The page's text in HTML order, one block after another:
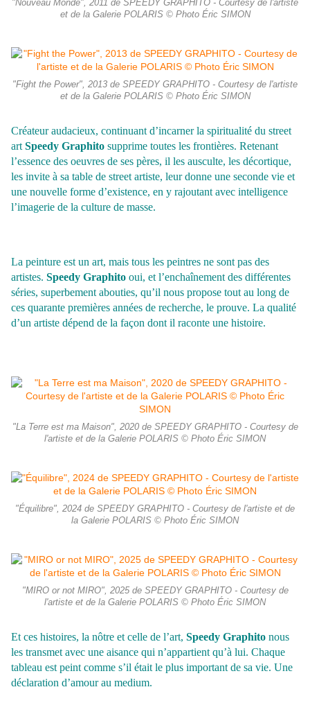
"Nouveau Monde", 2011 de SPEEDY GRAPHITO - Courtesy de l'artiste
et de la Galerie POLARIS © Photo Éric SIMON
"Fight the Power", 2013 de SPEEDY GRAPHITO - Courtesy de l'artiste
et de la Galerie POLARIS © Photo Éric SIMON
Créateur audacieux, continuant d’incarner la spiritualité du street
art Speedy Graphito supprime toutes les frontières. Retenant
l’essence des oeuvres de ses pères, il les ausculte, les décortique,
les invite à sa table de street artiste, leur donne une seconde vie et
une nouvelle forme d’existence, en y rajoutant avec intelligence
l’imagerie de la culture de masse.
La peinture est un art, mais tous les peintres ne sont pas des
artistes. Speedy Graphito oui, et l’enchaînement des différentes
séries, superbement abouties, qu’il nous propose tout au long de
ces quarante premières années de recherche, le prouve. La qualité
d’un artiste dépend de la façon dont il raconte une histoire.
"La Terre est ma Maison", 2020 de SPEEDY GRAPHITO - Courtesy de
l'artiste et de la Galerie POLARIS © Photo Éric SIMON
"Équilibre", 2024 de SPEEDY GRAPHITO - Courtesy de l'artiste et de
la Galerie POLARIS © Photo Éric SIMON
"MIRO or not MIRO", 2025 de SPEEDY GRAPHITO - Courtesy de
l'artiste et de la Galerie POLARIS © Photo Éric SIMON
Et ces histoires, la nôtre et celle de l’art, Speedy Graphito nous
les transmet avec une aisance qui n’appartient qu’à lui. Chaque
tableau est peint comme s’il était le plus important de sa vie. Une
déclaration d’amour au medium.